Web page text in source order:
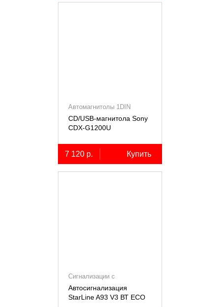
Автомагнитолы 1DIN
CD/USB-магнитола Sony
СDX-G1200U
7 120 р. Купить
Сигнализации с
автозапуском
Автосигнализация
StarLine A93 V3 ВТ ECO